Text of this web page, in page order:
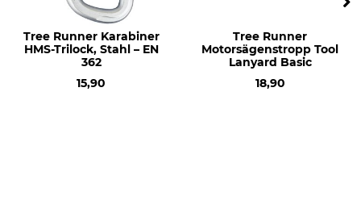
Tree Runner Karabiner
HMS-Trilock, Stahl – EN
362
15,90
Tree Runner
Motorsägenstropp Tool
Lanyard Basic
18,90